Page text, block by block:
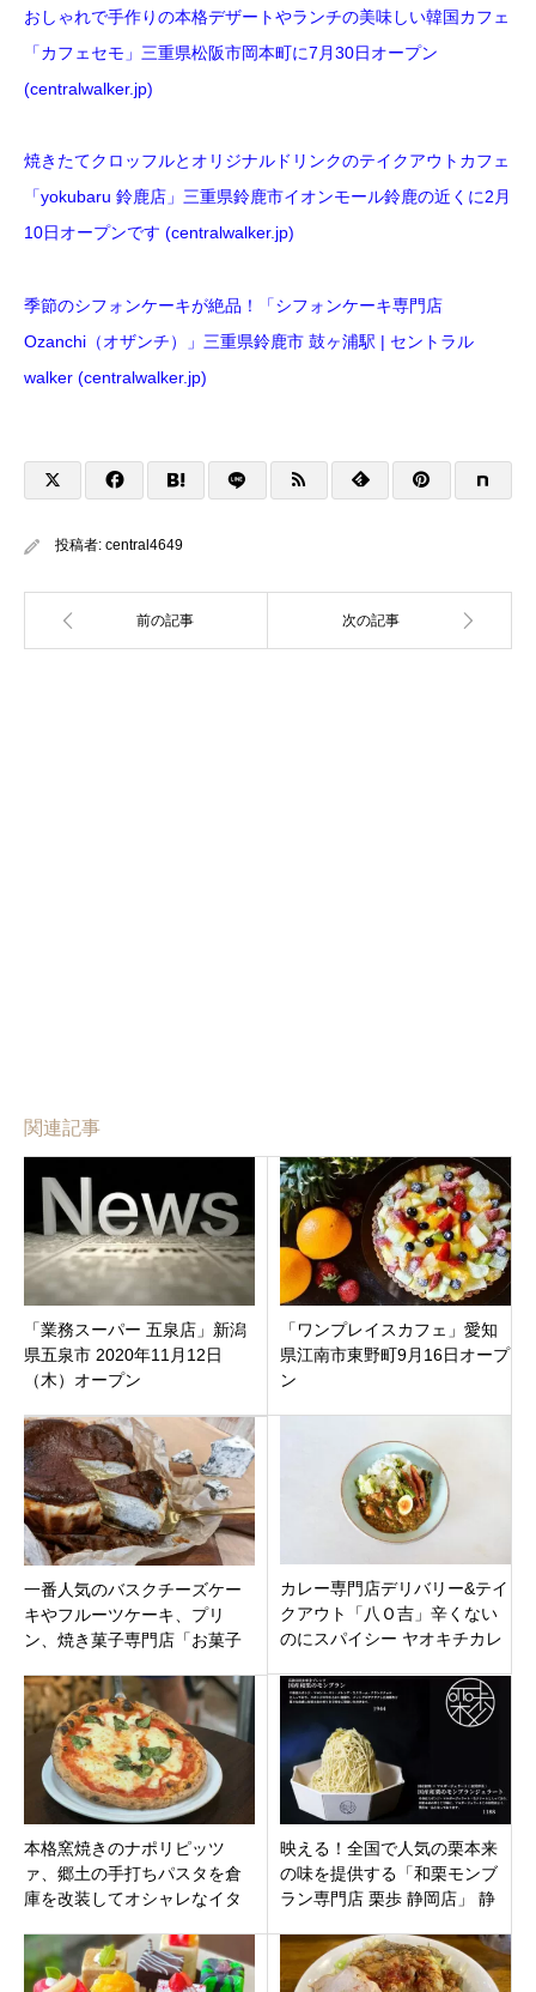
おしゃれで手作りの本格デザートやランチの美味しい韓国カフェ
「カフェセモ」三重県松阪市岡本町に7月30日オープン
(centralwalker.jp)
焼きたてクロッフルとオリジナルドリンクのテイクアウトカフェ
「yokubaru 鈴鹿店」三重県鈴鹿市イオンモール鈴鹿の近くに2月
10日オープンです (centralwalker.jp)
季節のシフォンケーキが絶品！「シフォンケーキ専門店
Ozanchi（オザンチ）」三重県鈴鹿市 鼓ヶ浦駅 | セントラル
walker (centralwalker.jp)
投稿者: central4649
関連記事
「業務スーパー 五泉店」新潟
県五泉市 2020年11月12日
（木）オープン
「ワンプレイスカフェ」愛知
県江南市東野町9月16日オープ
ン
一番人気のバスクチーズケー
キやフルーツケーキ、プリ
ン、焼き菓子専門店「お菓子
会郡度会町 サニーロード
カレー専門店デリバリー&テイ
クアウト「八Ｏ吉」辛くない
のにスパイシー ヤオキチカレ
が丘
本格窯焼きのナポリピッツ
ァ、郷土の手打ちパスタを倉
庫を改装してオシャレなイタ
重県津市城山JR高茶屋駅
映える！全国で人気の栗本来
の味を提供する「和栗モンブ
ラン専門店 栗歩 静岡店」 静
ープンです